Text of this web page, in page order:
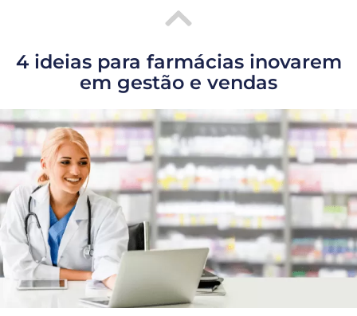
4 ideias para farmácias inovarem
em gestão e vendas